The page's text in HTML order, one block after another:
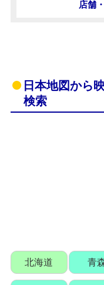
店舗
日本地図から
検索
北海道 青